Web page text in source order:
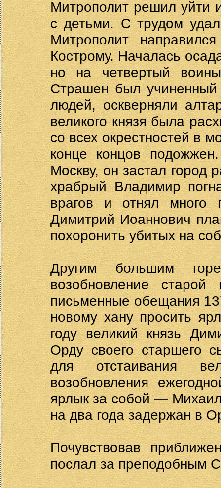
Митрополит решил уйти
с детьми. С трудом
Митрополит
Кострому. Началась
но на четвертый
Страшен был
людей, оскверняли
великого князя была
со всех окрестностей в
конце концов
Москву, он застал город
храбрый Владимир
врагов и отнял
Димитрий Иоаннович
похоронить убитых на
Другим большим
возобновление
письменные обещания
новому хану просить
году великий князь
Орду своего старшего
для отстаивания
возобновления
ярлык за собой —
на два года задержан в
Почувствовав
послал за преподобным